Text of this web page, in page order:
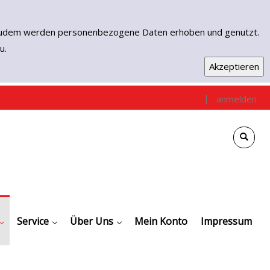
werden personenbezogene Daten erhoben und genutzt.
| anmelden
/ Empfehlungen
Downloads
Digitale Angebote
Service Kontakt
Unser Team
Über Uns Mein Konto Impressum